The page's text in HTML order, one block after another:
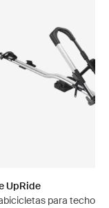
UpRide
para techo